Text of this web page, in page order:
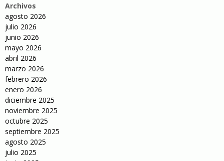
Archivos
agosto 2026
julio 2026
junio 2026
mayo 2026
abril 2026
marzo 2026
febrero 2026
enero 2026
diciembre 2025
noviembre 2025
octubre 2025
septiembre 2025
agosto 2025
julio 2025